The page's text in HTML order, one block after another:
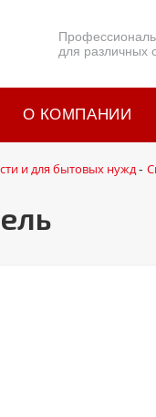
для различных
О КОМПАНИИ
и для бытовых нужд-